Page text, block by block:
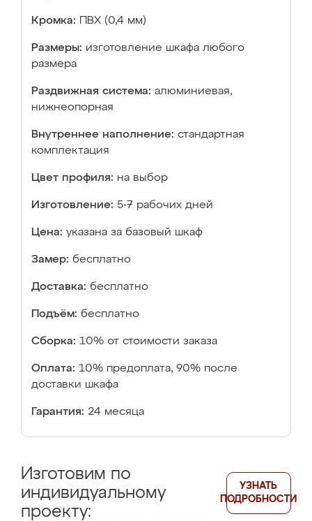
Кромка: ПВХ (0,4 мм)
Размеры: изготовление шкафа любого
размера
Раздвижная система: алюминиевая,
нижнеопорная
Внутреннее наполнение: стандартная
комплектация
Цвет профиля: на выбор
Изготовление: 5-7 рабочих дней
Цена: указана за базовый шкаф
Замер: бесплатно
Доставка: бесплатно
Подъём: бесплатно
Сборка: 10% от стоимости заказа
Оплата: 10% предоплата, 90% после
доставки шкафа
Гарантия: 24 месяца
Изготовим по
индивидуальному
проекту:
УЗНАТЬ
ПОДРОБНОСТИ